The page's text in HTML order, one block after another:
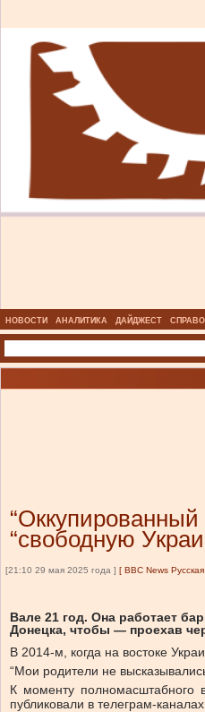
НОВОСТИ АНАЛИТИКА ДАЙДЖЕСТ
“свободную
[21:10 29 мая 2025 года ] [ BBC News
Вале 21 год. Она работает
Донецка, чтобы — проехав
В 2014-м, когда на востоке
“Мои родители не
К моменту полномасштабного
публиковали в телеграм-